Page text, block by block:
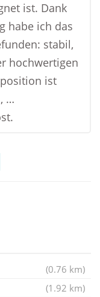
ist. Dank
habe ich das
stabil,
hochwertigen
ist
…
(0.76 km)
(1.92 km)